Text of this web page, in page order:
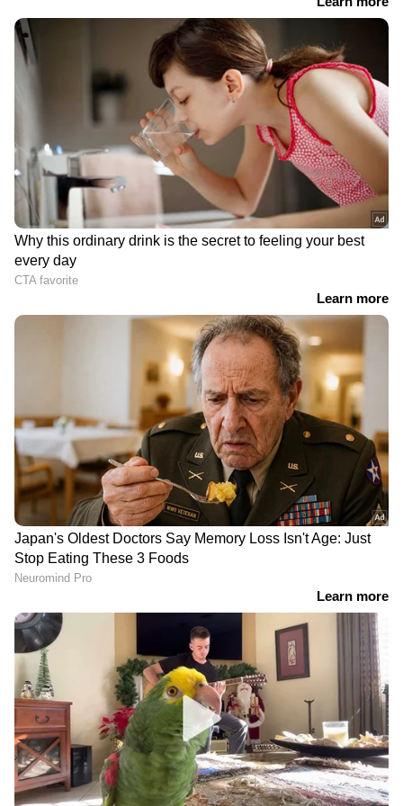
പെട്രോൾ പമ്പ് മുതൽ നെല്ലിമല വരെ രോഡു
പുറമ്പോക്കിലുള്ള സ്ഥാപനങ്ങൾക്ക് പത്തു
DOWNLOAD APP
കേരളത്തിലെ എല്ലാLocal News
അറിയാൻ
എപ്പോഴും ഏഷ്യാനെറ്റ് ന്യൂസ് വാർത്തകൾ.
Malayalam Newsഅപ്‌ഡേറ്റുകളും
ആഴത്തിലുള്ള വിശകലനവും സമഗ്രമായ
റിപ്പോർട്ടിംഗും — എല്ലാം ഒരൊറ്റ സ്ഥലത്ത്.
വിശ്വസനീയമായ വാർത്തകൾ ലഭിക്കാൻ
Asianet News Malayalam
RECOMMENDED STORIES